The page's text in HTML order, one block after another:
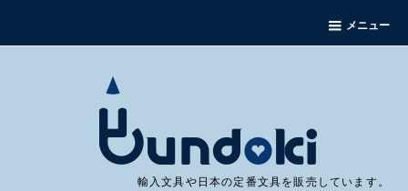
メニュー
輸入文具や日本の定番文具を販売しています。